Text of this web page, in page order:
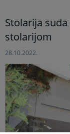
Stolarija
stolarijom
28.10.2022.